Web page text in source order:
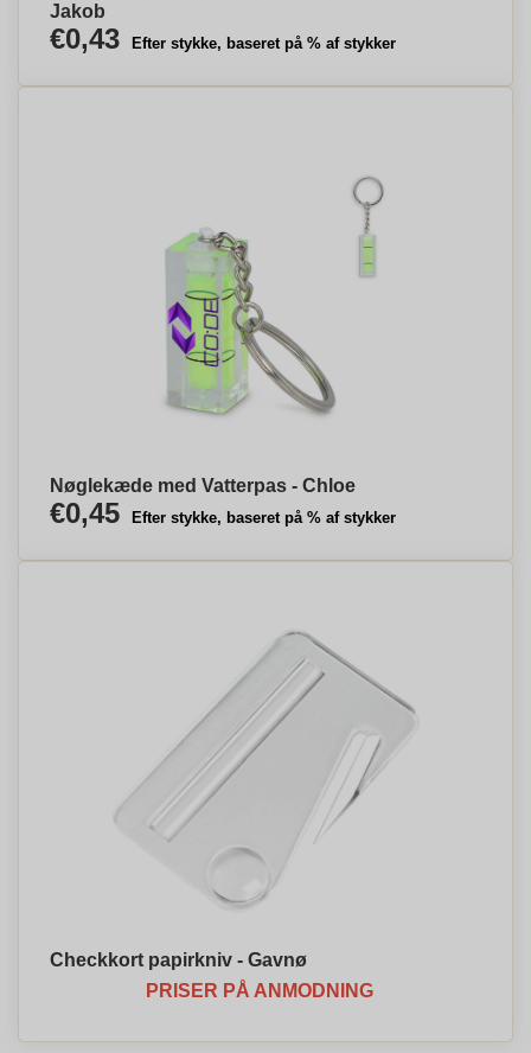
Jakob
€0,43 Efter stykke, baseret på % af stykker
Nøglekæde med Vatterpas - Chloe
€0,45 Efter stykke, baseret på % af stykker
Checkkort papirkniv - Gavnø
PRISER PÅ ANMODNING